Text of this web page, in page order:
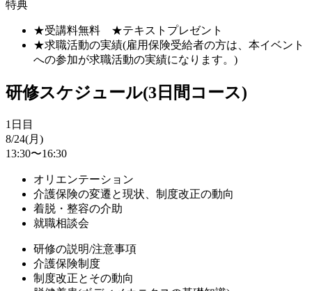
特典
★受講料無料 ★テキストプレゼント
★求職活動の実績(雇用保険受給者の方は、本イベント
への参加が求職活動の実績になります。)
研修スケジュール(3日間コース)
1日目
8/24(月)
13:30〜16:30
オリエンテーション
介護保険の変遷と現状、制度改正の動向
着脱・整容の介助
就職相談会
研修の説明/注意事項
介護保険制度
制度改正とその動向